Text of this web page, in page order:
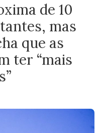
de 10
mas
que as
ter “mais